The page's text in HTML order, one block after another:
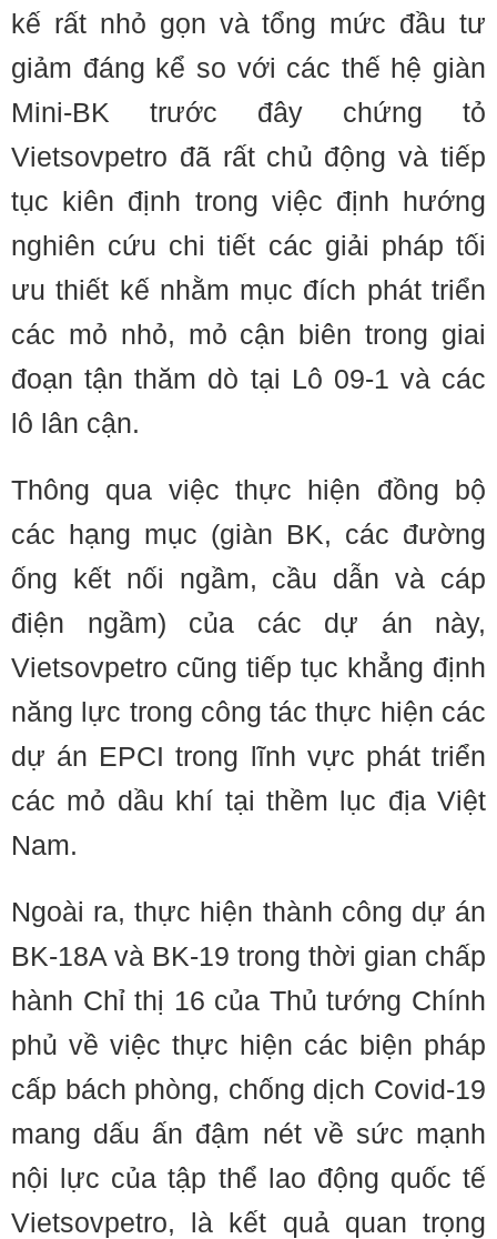
kế rất nhỏ gọn và tổng mức đầu tư
giảm đáng kể so với các thế hệ giàn
Mini-BK trước đây chứng tỏ
Vietsovpetro đã rất chủ động và tiếp
tục kiên định trong việc định hướng
nghiên cứu chi tiết các giải pháp tối
ưu thiết kế nhằm mục đích phát triển
các mỏ nhỏ, mỏ cận biên trong giai
đoạn tận thăm dò tại Lô 09-1 và các
lô lân cận.
Thông qua việc thực hiện đồng bộ
các hạng mục (giàn BK, các đường
ống kết nối ngầm, cầu dẫn và cáp
điện ngầm) của các dự án này,
Vietsovpetro cũng tiếp tục khẳng định
năng lực trong công tác thực hiện các
dự án EPCI trong lĩnh vực phát triển
các mỏ dầu khí tại thềm lục địa Việt
Nam.
Ngoài ra, thực hiện thành công dự án
BK-18A và BK-19 trong thời gian chấp
hành Chỉ thị 16 của Thủ tướng Chính
phủ về việc thực hiện các biện pháp
cấp bách phòng, chống dịch Covid-19
mang dấu ấn đậm nét về sức mạnh
nội lực của tập thể lao động quốc tế
Vietsovpetro, là kết quả quan trọng